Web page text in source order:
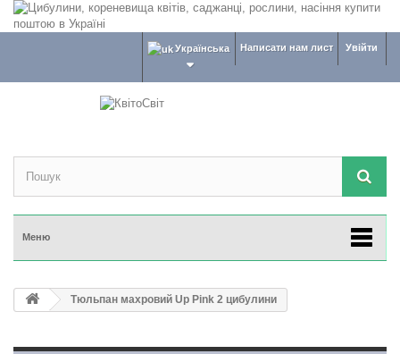
Увійти
Написати нам лист
Українська
Меню
Тюльпан махровий Up Pink 2 цибулини